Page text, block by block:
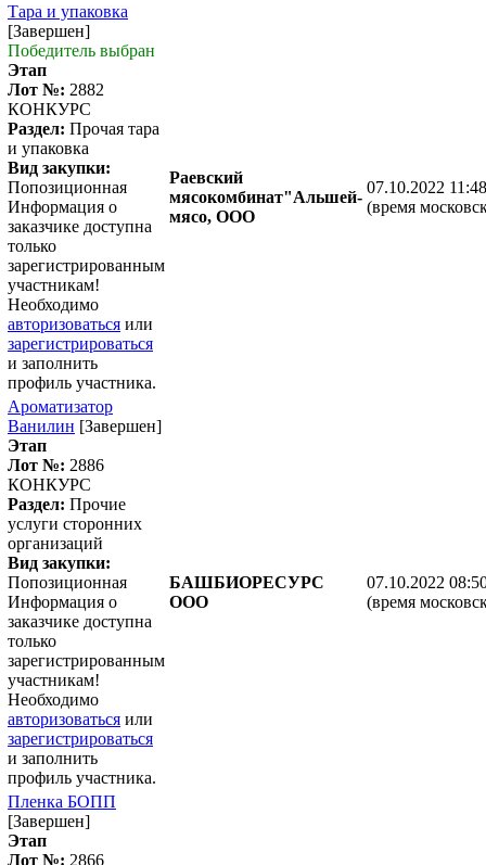
Тара и упаковка
[Завершен]
Победитель выбран
Этап
Лот №: 2882
КОНКУРС
Раздел: Прочая тара
и упаковка
Вид закупки:
Попозиционная
Информация о
заказчике доступна
только
зарегистрированным
участникам!
Необходимо
авторизоваться или
зарегистрироваться
и заполнить
профиль участника.
Раевский
мясокомбинат"Альшей-
мясо, ООО
07.10.2022
(время
Ароматизатор
Ванилин [Завершен]
Этап
Лот №: 2886
КОНКУРС
Раздел: Прочие
услуги сторонних
организаций
Вид закупки:
Попозиционная
Информация о
заказчике доступна
только
зарегистрированным
участникам!
Необходимо
авторизоваться или
зарегистрироваться
и заполнить
профиль участника.
БАШБИОРЕСУРС
ООО
07.10.2022
(время
Пленка БОПП
[Завершен]
Этап
Лот №: 2866